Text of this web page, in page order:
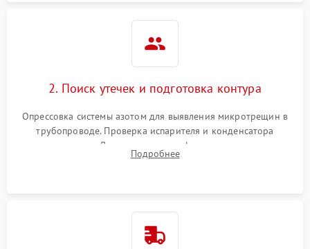
2. Поиск утечек и подготовка контура
Опрессовка системы азотом для выявления микротрещин в
трубопроводе. Проверка испарителя и конденсатора
течеискателем. Демонтаж старого фильтра-осушителя и
продувка капиллярной трубки для устранения засоров.
Подробнее